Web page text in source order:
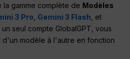
la gamme complète de Modèles
3 Pro Gemini 3 Flash , et
un seul compte GlobalGPT, vous
modèle à l'autre en fonction